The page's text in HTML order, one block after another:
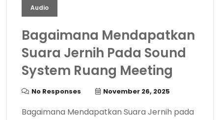
Audio
Bagaimana Mendapatkan
Suara Jernih Pada Sound
System Ruang Meeting
No Responses November 26, 2025
Bagaimana Mendapatkan Suara Jernih pada